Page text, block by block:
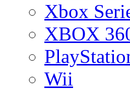
Xbox
XBOX
Wii